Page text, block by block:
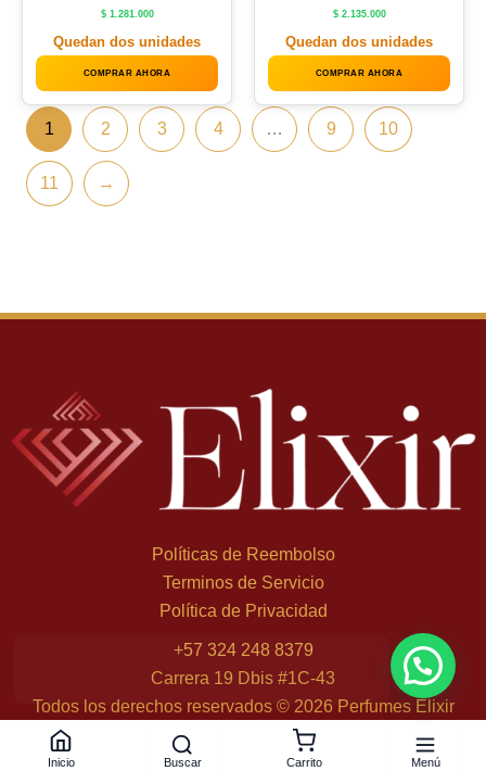
$1.281.000
Quedan dos unidades
COMPRAR AHORA
$2.135.000
Quedan dos unidades
COMPRAR AHORA
1 2 3 4 … 9 10
11 →
Políticas de Reembolso
Terminos de Servicio
Política de Privacidad
+57 324 248 8379
Carrera 19 Dbis #1C-43
Todos los derechos reservados © 2026 Perfumes Elixir
Inicio Buscar Carrito Menú
Mariana L. de Bogotá
compró Invictus Victory - 100 ml, Eau de Parfum